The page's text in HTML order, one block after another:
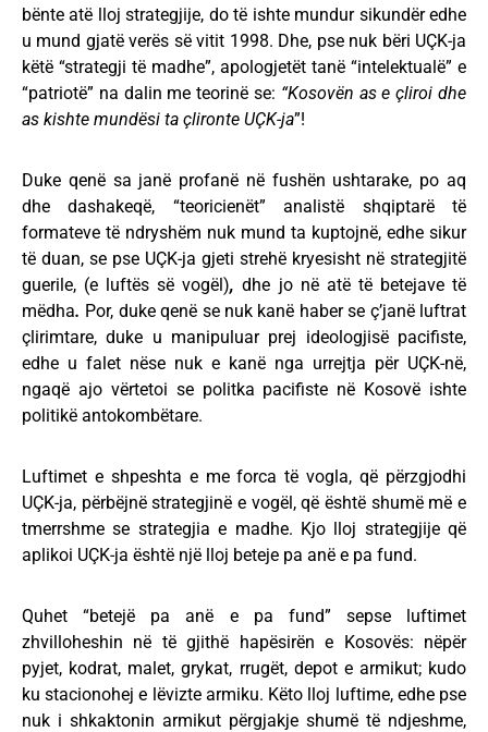
bënte atë lloj strategjije, do të ishte mundur sikundër edhe
u mund gjatë verës së vitit 1998. Dhe, pse nuk bëri UÇK-ja
këtë “strategji të madhe”, apologjetët tanë “intelektualë” e
“patriotë” na dalin me teorinë se: “Kosovën as e çliroi dhe
as kishte mundësi ta çlironte UÇK-ja”!
Duke qenë sa janë profanë në fushën ushtarake, po aq
dhe dashakeqë, “teoricienët” analistë shqiptarë të
formateve të ndryshëm nuk mund ta kuptojnë, edhe sikur
të duan, se pse UÇK-ja gjeti strehë kryesisht në strategjitë
guerile, (e luftës së vogël), dhe jo në atë të betejave të
mëdha. Por, duke qenë se nuk kanë haber se ç’janë luftrat
çlirimtare, duke u manipuluar prej ideologjisë pacifiste,
edhe u falet nëse nuk e kanë nga urrejtja për UÇK-në,
ngaqë ajo vërtetoi se politka pacifiste në Kosovë ishte
politikë antokombëtare.
Luftimet e shpeshta e me forca të vogla, që përzgjodhi
UÇK-ja, përbëjnë strategjinë e vogël, që është shumë më e
tmerrshme se strategjia e madhe. Kjo lloj strategjije që
aplikoi UÇK-ja është një lloj beteje pa anë e pa fund.
Quhet “betejë pa anë e pa fund” sepse luftimet
zhvilloheshin në të gjithë hapësirën e Kosovës: nëpër
pyjet, kodrat, malet, grykat, rrugët, depot e armikut; kudo
ku stacionohej e lëvizte armiku. Këto lloj luftime, edhe pse
nuk i shkaktonin armikut përgjakje shumë të ndjeshme,